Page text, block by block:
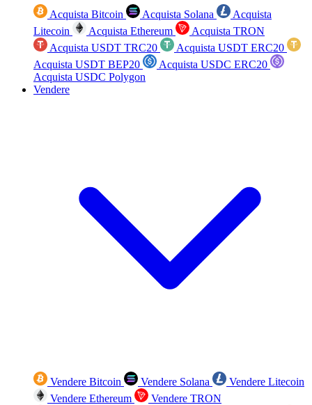
Acquista Bitcoin Acquista Solana
Acquista
Litecoin
Acquista Ethereum
Acquista TRON
Acquista USDT TRC20
Acquista USDT ERC20
Acquista USDT BEP20
Acquista USDC ERC20
Acquista USDC Polygon
Vendere
Vendere Bitcoin Vendere Solana
Vendere Litecoin
Vendere Ethereum
Vendere TRON